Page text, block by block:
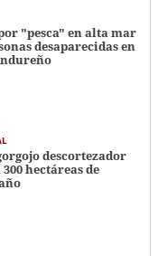
"pesca" en alta mar
desaparecidas en
descortezador
hectáreas de